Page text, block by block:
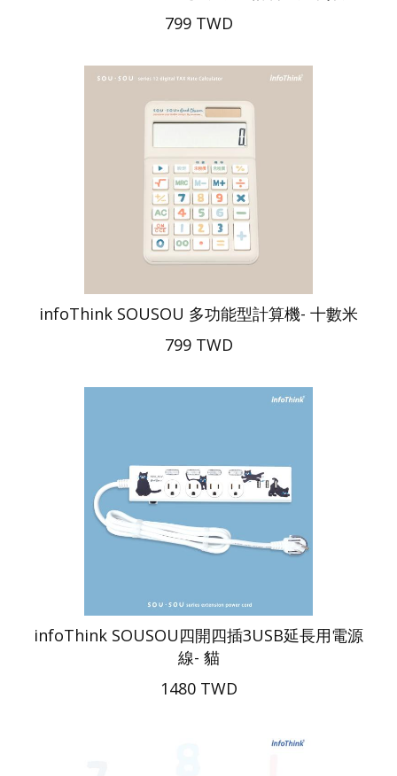
799 TWD
infoThink SOUSOU 多功能型計算機- 十數米
799 TWD
infoThink SOUSOU四開四插3USB延長用電源
線- 貓
1480 TWD